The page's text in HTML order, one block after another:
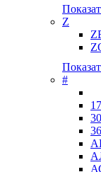
Z
#